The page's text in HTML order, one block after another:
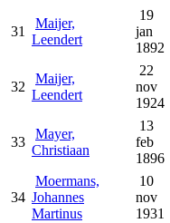
31
Maijer,
Leendert
19
jan
1892
32
Maijer,
Leendert
22
nov
1924
33
Mayer,
Christiaan
13
feb
1896
34
Moermans,
Johannes
Martinus
10
nov
1931